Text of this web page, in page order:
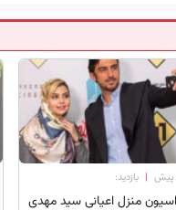
| بازدید:
منزل اعیانی سید مهدی